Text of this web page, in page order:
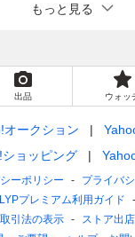
もっと見る
出品 ウォッ
オークション
ョッピング
ーポリシー
プライバ
LYPプレミアム利用ガイド
引法の表示
ストア出